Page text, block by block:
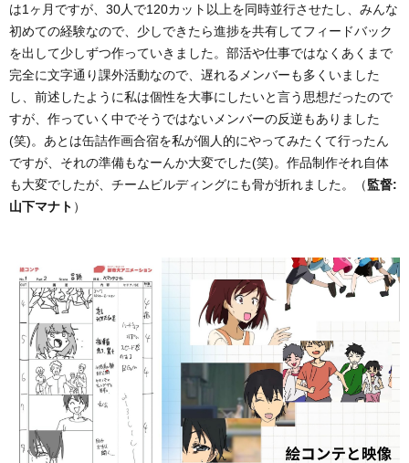
は1ヶ月ですが、30人で120カット以上を同時並行させたし、みんな
初めての経験なので、少しできたら進捗を共有してフィードバック
を出して少しずつ作っていきました。部活や仕事ではなくあくまで
完全に文字通り課外活動なので、遅れるメンバーも多くいました
し、前述したように私は個性を大事にしたいと言う思想だったので
すが、作っていく中でそうではないメンバーの反逆もありました
(笑)。あとは缶詰作画合宿を私が個人的にやってみたくて行ったん
ですが、それの準備もなーんか大変でした(笑)。作品制作それ自体
も大変でしたが、チームビルディングにも骨が折れました。（監督:
山下マナト ）